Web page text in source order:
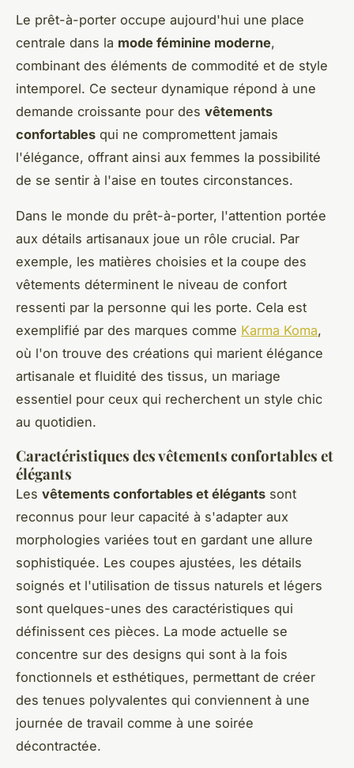
Le prêt-à-porter occupe aujourd'hui une place
centrale dans la mode féminine moderne,
combinant des éléments de commodité et de style
intemporel. Ce secteur dynamique répond à une
demande croissante pour des vêtements
confortables qui ne compromettent jamais
l'élégance, offrant ainsi aux femmes la possibilité
de se sentir à l'aise en toutes circonstances.
Dans le monde du prêt-à-porter, l'attention portée
aux détails artisanaux joue un rôle crucial. Par
exemple, les matières choisies et la coupe des
vêtements déterminent le niveau de confort
ressenti par la personne qui les porte. Cela est
exemplifié par des marques comme Karma Koma,
où l'on trouve des créations qui marient élégance
artisanale et fluidité des tissus, un mariage
essentiel pour ceux qui recherchent un style chic
au quotidien.
Caractéristiques des vêtements confortables et
élégants
Les vêtements confortables et élégants sont
reconnus pour leur capacité à s'adapter aux
morphologies variées tout en gardant une allure
sophistiquée. Les coupes ajustées, les détails
soignés et l'utilisation de tissus naturels et légers
sont quelques-unes des caractéristiques qui
définissent ces pièces. La mode actuelle se
concentre sur des designs qui sont à la fois
fonctionnels et esthétiques, permettant de créer
des tenues polyvalentes qui conviennent à une
journée de travail comme à une soirée
décontractée.